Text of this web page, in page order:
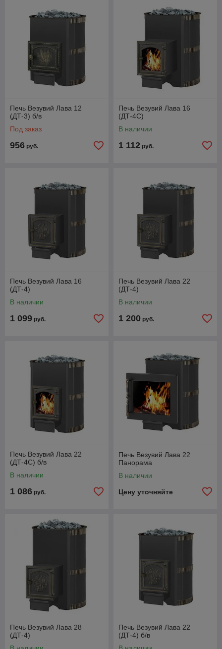
Печь Везувий Лава 12
(ДТ-3) б/в
Под заказ
956 руб.
Печь Везувий Лава 16
(ДТ-4С)
В наличии
1 112 руб.
Печь Везувий Лава 16
(ДТ-4)
В наличии
1 099 руб.
Печь Везувий Лава 22
(ДТ-4)
В наличии
1 200 руб.
Печь Везувий Лава 22
(ДТ-4С) б/в
В наличии
1 086 руб.
Печь Везувий Лава 22
Панорама
В наличии
Цену уточняйте
Печь Везувий Лава 28
(ДТ-4)
Печь Везувий Лава 22
(ДТ-4) б/в